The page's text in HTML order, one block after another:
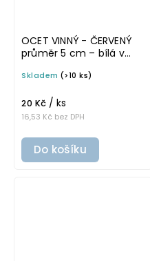
OCET VINNÝ - ČERVENÝ
průměr 5 cm – bílá v
omyvatelná samolepka
Skladem (>10 ks)
16,53 Kč bez DPH
20 Kč / ks
Do košíku